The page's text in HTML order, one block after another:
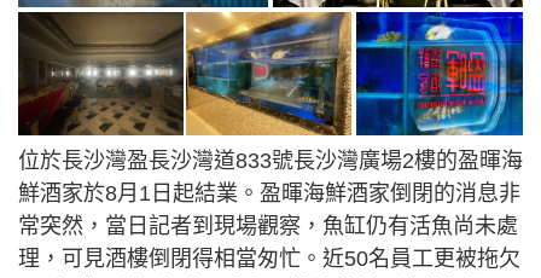
位於長沙灣盈長沙灣道833號長沙灣廣場2樓的盈暉海
鮮酒家於8月1日起結業。盈暉海鮮酒家倒閉的消息非
常突然，當日記者到現場觀察，魚缸仍有活魚尚未處
理，可見酒樓倒閉得相當匆忙。近50名員工更被拖欠